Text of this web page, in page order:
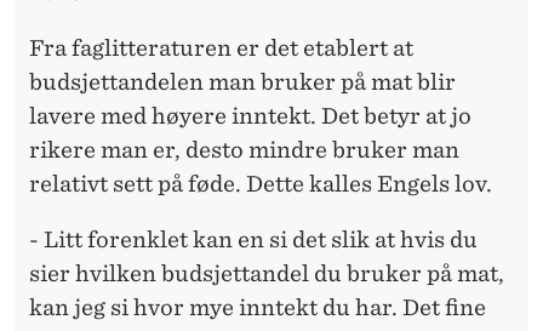
Fra faglitteraturen er det etablert at
budsjettandelen man bruker på mat blir
lavere med høyere inntekt. Det betyr at jo
rikere man er, desto mindre bruker man
relativt sett på føde. Dette kalles Engels lov.
- Litt forenklet kan en si det slik at hvis du
sier hvilken budsjettandel du bruker på mat,
kan jeg si hvor mye inntekt du har. Det fine